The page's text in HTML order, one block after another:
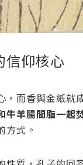
信仰核心
而香與金紙
牛羊腸間脂一起
式。